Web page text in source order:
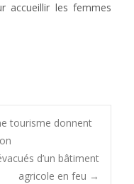
accueillir les femmes
tourisme donnent
d’un bâtiment
agricole en feu →